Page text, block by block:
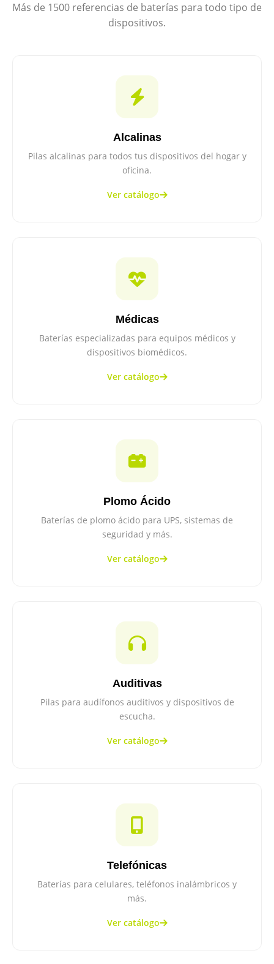
Más de 1500 referencias de baterías para todo tipo de
dispositivos.
Alcalinas
Pilas alcalinas para todos tus dispositivos del hogar y
oficina.
Ver catálogo
Médicas
Baterías especializadas para equipos médicos y
dispositivos biomédicos.
Ver catálogo
Plomo Ácido
Baterías de plomo ácido para UPS, sistemas de
seguridad y más.
Ver catálogo
Auditivas
Pilas para audífonos auditivos y dispositivos de
escucha.
Ver catálogo
Telefónicas
Baterías para celulares, teléfonos inalámbricos y
más.
Ver catálogo